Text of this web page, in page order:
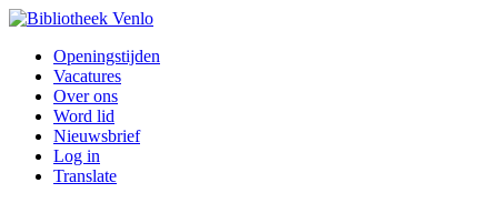
Openingstijden
Vacatures
Over ons
Word lid
Nieuwsbrief
Log in
Translate